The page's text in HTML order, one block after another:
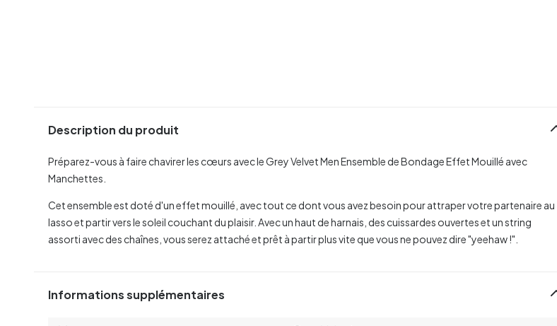
Description du produit
Préparez-vous à faire chavirer les cœurs avec le Grey Velvet Men Ensemble de Bondage Effet Mouillé avec
Manchettes.
Cet ensemble est doté d'un effet mouillé, avec tout ce dont vous avez besoin pour attraper votre partenaire au
lasso et partir vers le soleil couchant du plaisir. Avec un haut de harnais, des cuissardes ouvertes et un string
assorti avec des chaînes, vous serez attaché et prêt à partir plus vite que vous ne pouvez dire "yeehaw !".
Informations supplémentaires